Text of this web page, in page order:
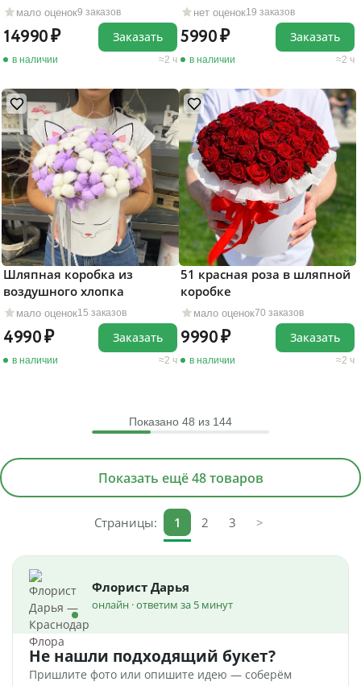
мало оценок9 заказов
14990
в наличии 2 ч
Заказать
нет оценок19 заказов
5990
в наличии 2 ч
Заказать
мало оценок15 заказов
Шляпная коробка из
воздушного хлопка
4990
в наличии 2 ч
Заказать
мало оценок70 заказов
51 красная роза в шляпной
коробке
9990
в наличии 2 ч
Заказать
Показано 48 из 144
Показать ещё 48 товаров
Страницы: 1 2 3 >
Флорист Дарья
онлайн · ответим за 5 минут
Не нашли подходящий букет?
Пришлите фото или опишите идею — соберём